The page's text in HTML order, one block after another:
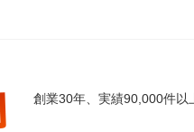
創業30年、実績90,000件以